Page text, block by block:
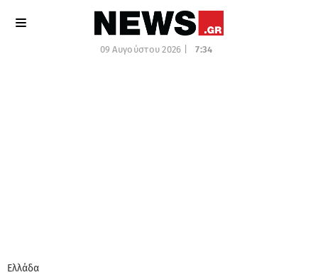
09 Αυγούστου 2026 | 7:34
Ελλάδα